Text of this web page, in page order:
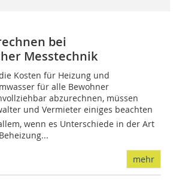
bei
Messtechnik
Kosten für Heizung und
für alle Bewohner
abzurechnen, müssen
und Vermieter einiges beachten 
wenn es Unterschiede in der Art
mehr